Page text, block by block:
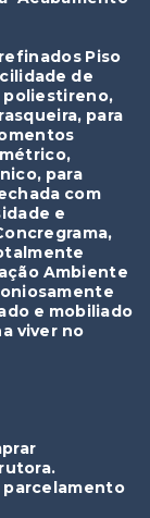
Piso
de
poliestireno,
para
para
com
e
Ambiente
e mobiliado
viver no
parcelamento